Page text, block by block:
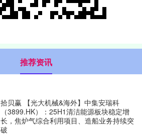
推荐资讯
拾贝赢 【光大机械&海外】中集安瑞科
（3899.HK）：25H1清洁能源板块稳定增
长，焦炉气综合利用项目、造船业务持续突
破